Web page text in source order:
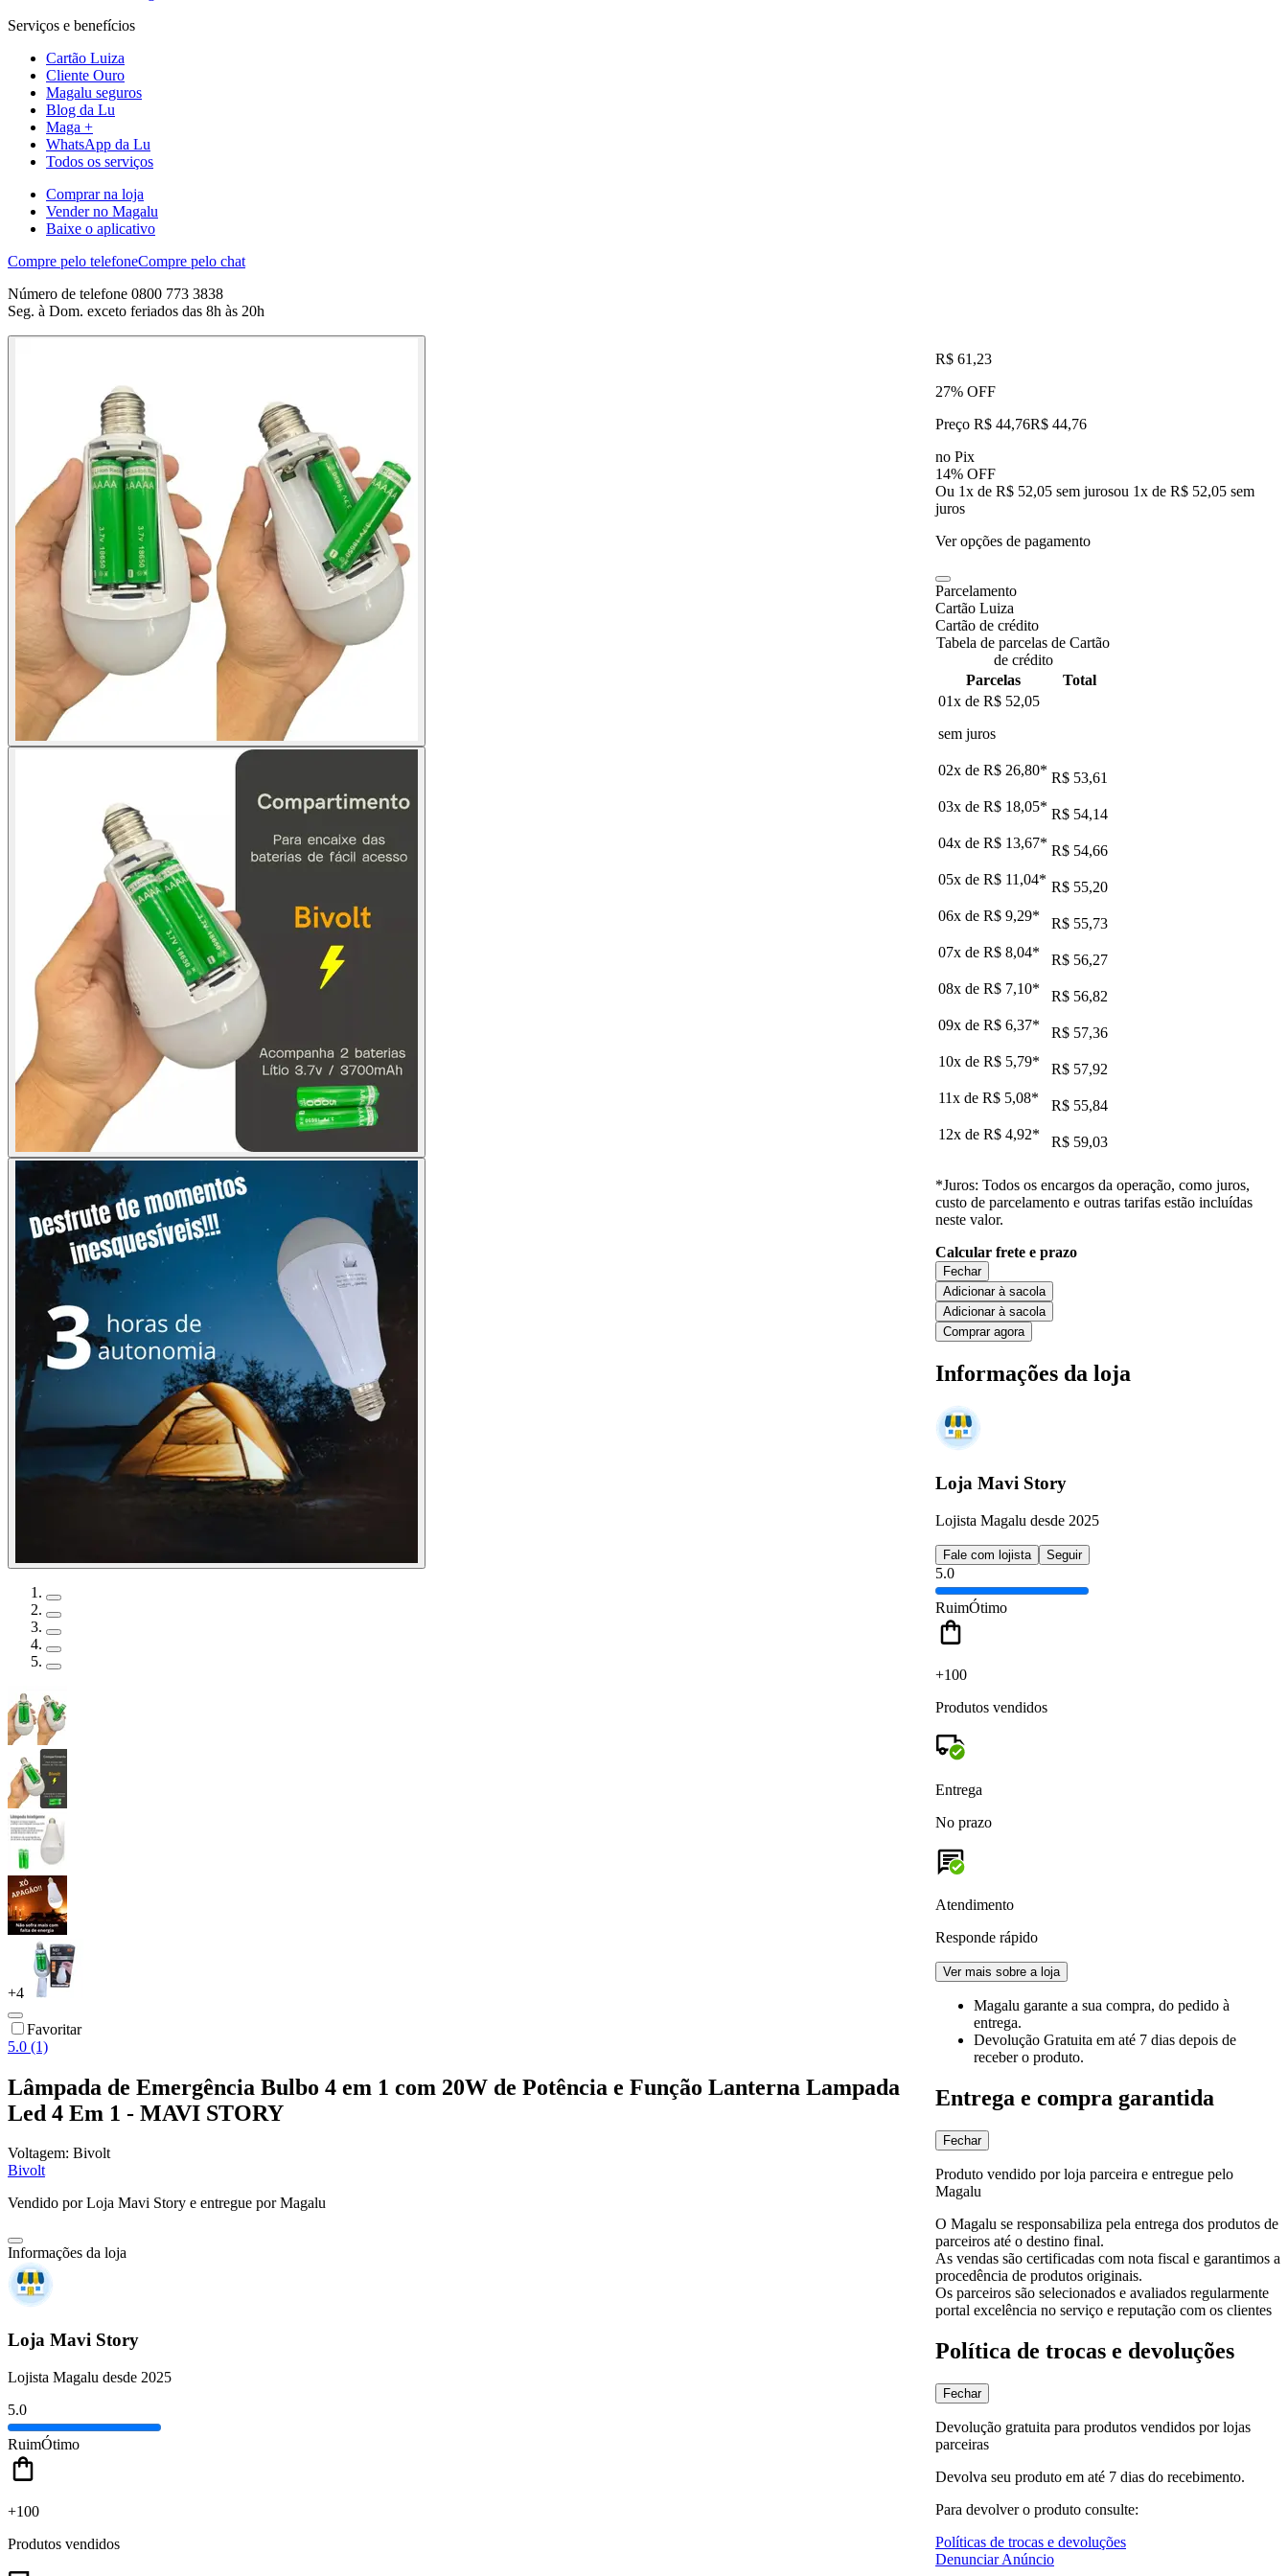
Serviços e benefícios
Cartão Luiza
Cliente Ouro
Magalu seguros
Blog da Lu
Maga +
WhatsApp da Lu
Todos os serviços
Comprar na loja
Vender no Magalu
Baixe o aplicativo
Compre pelo telefoneCompre pelo chat
Número de telefone 0800 773 3838
Seg. à Dom. exceto feriados das 8h às 20h
+4
Favoritar
5.0 (1)
Lâmpada de Emergência Bulbo 4 em 1 com 20W de Potência e Função Lanterna Lampada
Led 4 Em 1 - MAVI STORY
Voltagem: Bivolt
Bivolt
Vendido porLoja Mavi Story e entregue por Magalu
Informações da loja
Loja Mavi Story
Lojista Magalu desde 2025
5.0
RuimÓtimo
+100
Produtos vendidos
R$ 61,23
27% OFF
Preço R$ 44,76R$ 44,76
no Pix
14% OFF
Ou 1x de R$ 52,05 sem jurosou 1x de R$ 52,05 sem
juros
Ver opções de pagamento
Parcelamento
Cartão Luiza
Cartão de crédito
Tabela de parcelas de Cartão
de crédito
Parcelas
Total
01x de R$ 52,05
sem juros
02x de R$ 26,80* R$ 53,61
03x de R$ 18,05* R$ 54,14
04x de R$ 13,67* R$ 54,66
05x de R$ 11,04* R$ 55,20
06x de R$ 9,29*
R$ 55,73
07x de R$ 8,04*
R$ 56,27
08x de R$ 7,10*
R$ 56,82
09x de R$ 6,37*
R$ 57,36
10x de R$ 5,79*
R$ 57,92
11x de R$ 5,08*
R$ 55,84
12x de R$ 4,92* R$ 59,03
*Juros: Todos os encargos da operação, como juros,
custo de parcelamento e outras tarifas estão incluídas
neste valor.
Calcular frete e prazo
Fechar
Adicionar à sacola
Adicionar à sacola
Comprar agora
Informações da loja
Loja Mavi Story
Lojista Magalu desde 2025
Fale com lojista Seguir
5.0
RuimÓtimo
+100
Produtos vendidos
Entrega
No prazo
Atendimento
Responde rápido
Ver mais sobre a loja
Magalu garante a sua compra, do pedido à
entrega.
Devolução Gratuita em até 7 dias depois de
receber o produto.
Entrega e compra garantida
Fechar
Produto vendido por loja parceira e entregue pelo
Magalu
O Magalu se responsabiliza pela entrega dos produtos de
parceiros até o destino final.
As vendas são certificadas com nota fiscal e garantimos a
procedência de produtos originais.
Os parceiros são selecionados e avaliados regularmente
portal excelência no serviço e reputação com os clientes
Política de trocas e devoluções
Fechar
Devolução gratuita para produtos vendidos por lojas
parceiras
Devolva seu produto em até 7 dias do recebimento.
Para devolver o produto consulte:
Políticas de trocas e devoluções
Denunciar Anúncio